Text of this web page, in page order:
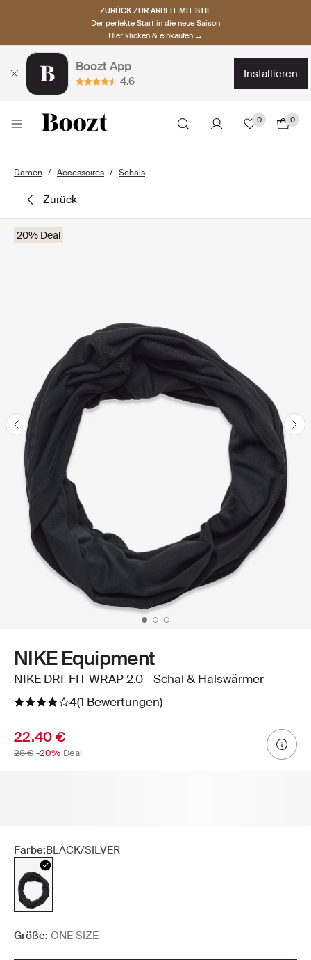
ZURÜCK ZUR ARBEIT MIT STIL
Der perfekte Start in die neue Saison
Hier klicken & einkaufen →
Boozt App
4.6
installieren
0 0
Damen Accessoires Schals
zurück
20% Deal
NIKE Equipment
NIKE DRI-FIT WRAP 2.0 - Schal & Halswärmer
4(1 Bewertungen)
22.40 €
28 € -20% Deal
Farbe:BLACK/SILVER
Größe: ONE SIZE